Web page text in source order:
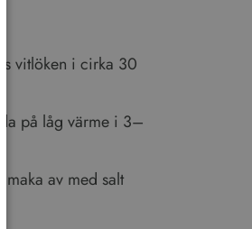
vitlöken i cirka 30
på låg värme i 3–
av med salt